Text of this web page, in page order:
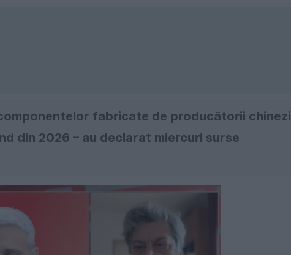
fabricate de producătorii chinezi
din 2026 – au declarat miercuri surse